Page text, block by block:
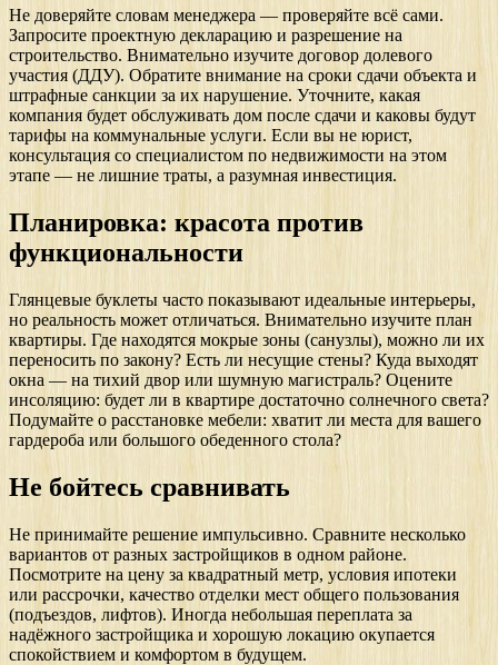
Не доверяйте словам менеджера — проверяйте всё сами.
Запросите проектную декларацию и разрешение на
строительство. Внимательно изучите договор долевого
участия (ДДУ). Обратите внимание на сроки сдачи объекта и
штрафные санкции за их нарушение. Уточните, какая
компания будет обслуживать дом после сдачи и каковы будут
тарифы на коммунальные услуги. Если вы не юрист,
консультация со специалистом по недвижимости на этом
этапе — не лишние траты, а разумная инвестиция.
Планировка: красота против
функциональности
Глянцевые буклеты часто показывают идеальные интерьеры,
но реальность может отличаться. Внимательно изучите план
квартиры. Где находятся мокрые зоны (санузлы), можно ли их
переносить по закону? Есть ли несущие стены? Куда выходят
окна — на тихий двор или шумную магистраль? Оцените
инсоляцию: будет ли в квартире достаточно солнечного света?
Подумайте о расстановке мебели: хватит ли места для вашего
гардероба или большого обеденного стола?
Не бойтесь сравнивать
Не принимайте решение импульсивно. Сравните несколько
вариантов от разных застройщиков в одном районе.
Посмотрите на цену за квадратный метр, условия ипотеки
или рассрочки, качество отделки мест общего пользования
(подъездов, лифтов). Иногда небольшая переплата за
надёжного застройщика и хорошую локацию окупается
спокойствием и комфортом в будущем.